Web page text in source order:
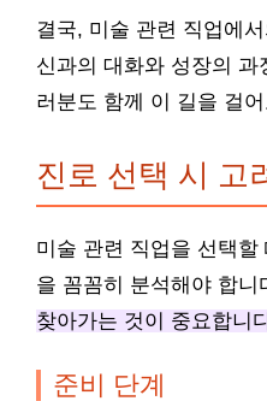
결국, 미술 관련 직업에
신과의 대화와 성장의 과
러분도 함께 이 길을 걸
진로 선택 시 고
미술 관련 직업을 선택
을 꼼꼼히 분석해야 합니
찾아가는 것이 중요합니
준비 단계